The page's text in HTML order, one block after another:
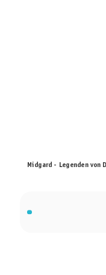
Midgard - Legenden von